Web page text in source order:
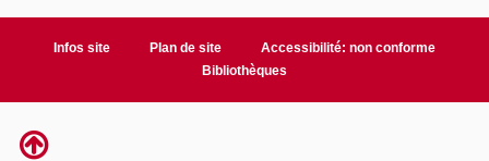
Infos site Plan de site
Accessibilité: non conforme
Bibliothèques